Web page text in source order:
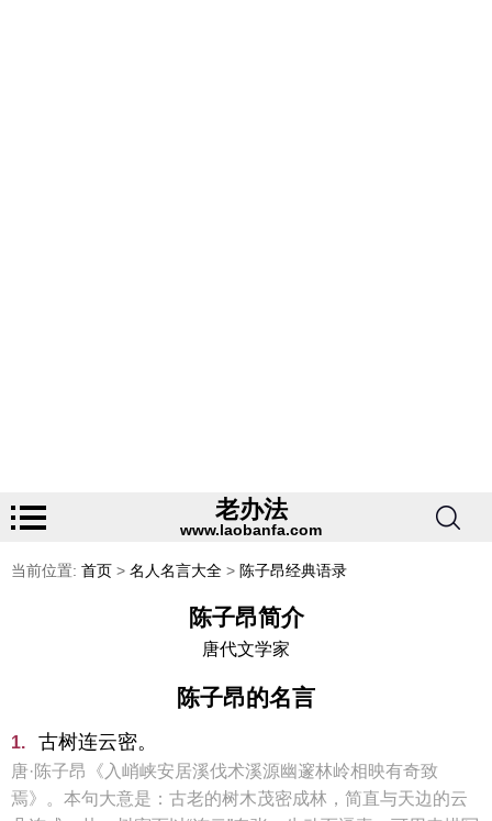
老办法
www.laobanfa.com
当前位置: 首页 > 名人名言大全 > 陈子昂经典语录
陈子昂简介
唐代文学家
陈子昂的名言
1. 古树连云密。
唐·陈子昂《入峭峡安居溪伐术溪源幽邃林岭相映有奇致
焉》。本句大意是：古老的树木茂密成林，简直与天边的云